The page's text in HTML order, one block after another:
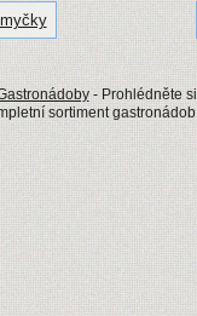
- Prohlédněte
sortiment